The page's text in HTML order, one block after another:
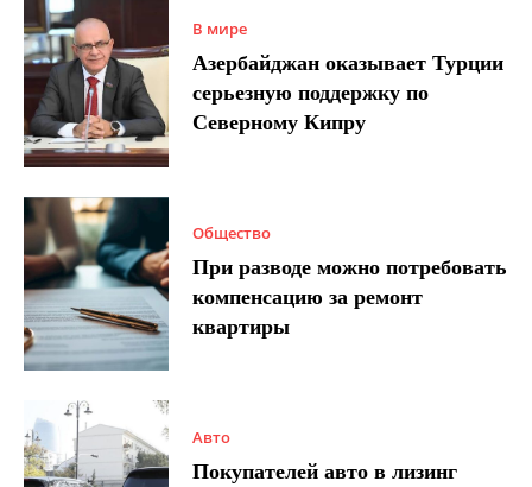
В мире
Азербайджан оказывает Турции
серьезную поддержку по
Северному Кипру
Общество
При разводе можно потребовать
компенсацию за ремонт
квартиры
Авто
Покупателей авто в лизинг